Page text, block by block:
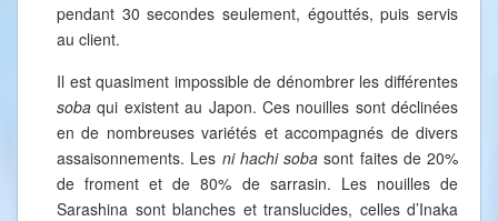
pendant 30 secondes seulement, égouttés, puis servis
au client.
Il est quasiment impossible de dénombrer les différentes
soba qui existent au Japon. Ces nouilles sont déclinées
en de nombreuses variétés et accompagnés de divers
assaisonnements. Les ni hachi soba sont faites de 20%
de froment et de 80% de sarrasin. Les nouilles de
Sarashina sont blanches et translucides, celles d’Inaka